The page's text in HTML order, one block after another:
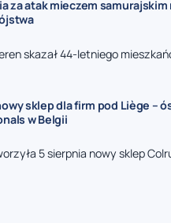
za atak mieczem samurajskim
skazał 44-letniego
sklep dla firm pod Liège –
w Belgii
5 sierpnia nowy sklep